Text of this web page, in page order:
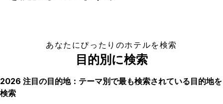
あなたにぴったりのホテルを検索
目的別に検索
2026 注目の目的地：テーマ別で最も検索されている目的地を
検索